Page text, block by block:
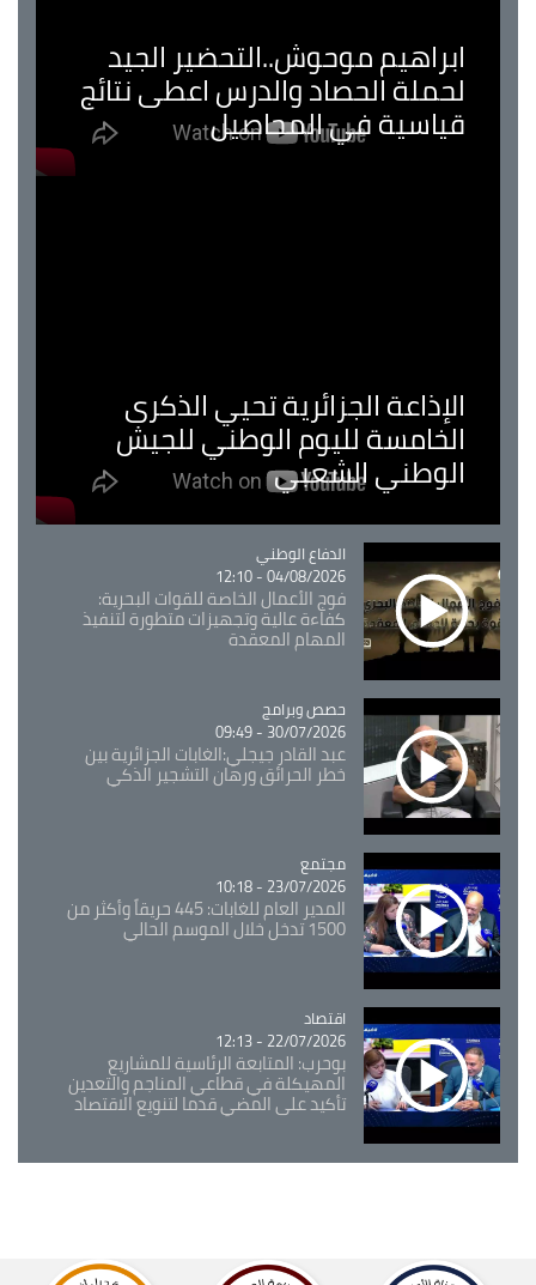
ابراهيم موحوش..التحضير الجيد
لحملة الحصاد والدرس اعطى نتائج
قياسية في المحاصيل
الإذاعة الجزائرية تحيي الذكرى
الخامسة لليوم الوطني للجيش
الوطني الشعبي
Catégorie
الدفاع الوطني
04/08/2026 - 12:10
فوج الأعمال الخاصة للقوات البحرية:
كفاءة عالية وتجهيزات متطورة لتنفيذ
المهام المعقدة
Catégorie
حصص وبرامج
30/07/2026 - 09:49
عبد القادر جيجلي:الغابات الجزائرية بين
خطر الحرائق ورهان التشجير الذكي
Catégorie
مجتمع
23/07/2026 - 10:18
المدير العام للغابات: 445 حريقاً وأكثر من
1500 تدخل خلال الموسم الحالي
Catégorie
اقتصاد
22/07/2026 - 12:13
بوحرب: المتابعة الرئاسية للمشاريع
المهيكلة في قطاعي المناجم والتعدين
تأكيد على المضي قدما لتنويع الاقتصاد